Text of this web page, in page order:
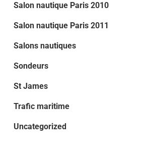
Salon nautique Paris 2010
Salon nautique Paris 2011
Salons nautiques
Sondeurs
St James
Trafic maritime
Uncategorized